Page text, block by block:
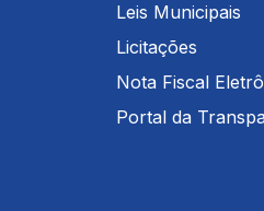
Leis Municipais
Licitações
Nota Fiscal
Portal da